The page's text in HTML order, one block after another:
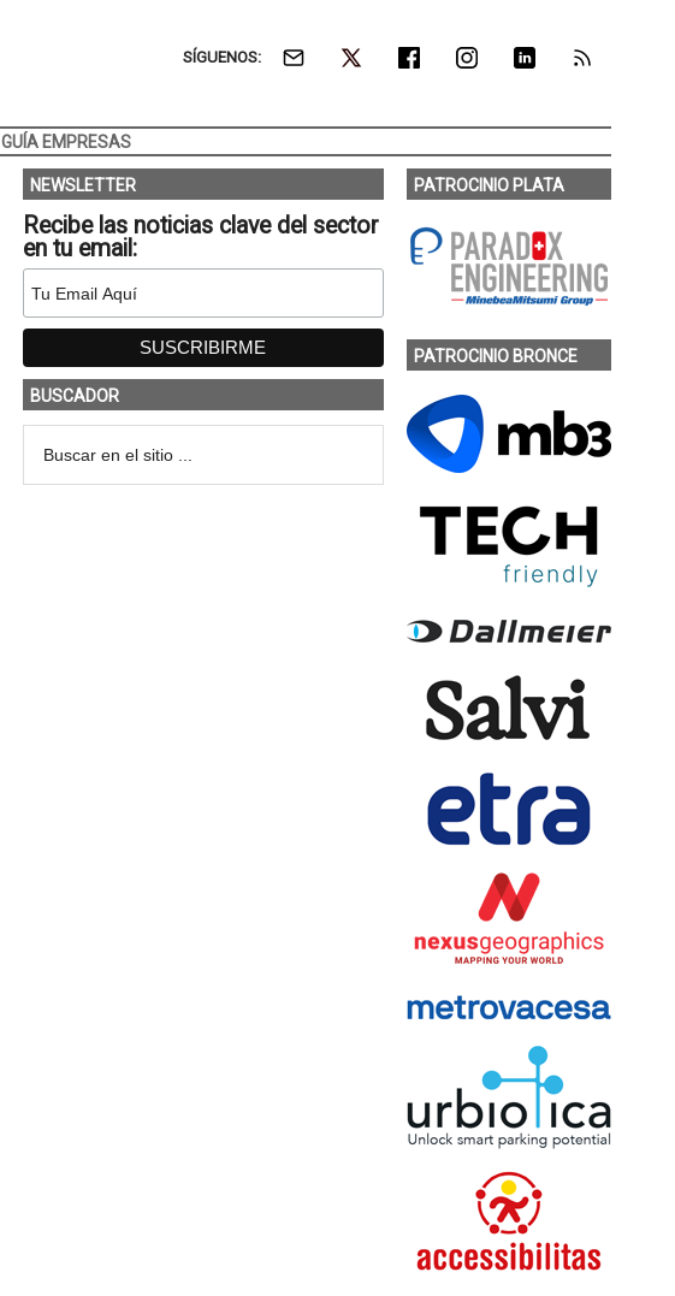
SÍGUENOS:
GUÍA EMPRESAS
NEWSLETTER
Recibe las noticias clave del sector
en tu email:
BUSCADOR
PATROCINIO PLATA
PATROCINIO BRONCE